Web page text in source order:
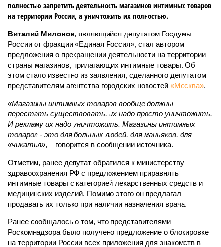
полностью запретить деятельность магазинов интимных товаров
на территории России, а уничтожить их полностью.
Виталий Милонов, являющийся депутатом Госдумы
России от фракции «Единая Россия», стал автором
предложения о прекращении деятельности на территории
страны магазинов, прилагающих интимные товары. Об
этом стало известно из заявления, сделанного депутатом
представителям агентства городских новостей «Москва».
«Магазины интимных товаров вообще должны
перестать существовать, их надо просто уничтожить.
И рекламу их надо уничтожить. Магазины интимных
товаров - это для больных людей, для маньяков, для
«чикатил», – говорится в сообщении источника.
Отметим, ранее депутат обратился к министерству
здравоохранения РФ с предложением приравнять
интимные товары с категорией лекарственных средств и
медицинских изделий. Помимо этого он предлагал
продавать их только при наличии назначения врача.
Ранее сообщалось о том, что представителями
Роскомнадзора было получено предложение о блокировке
на территории России всех приложения для знакомств в